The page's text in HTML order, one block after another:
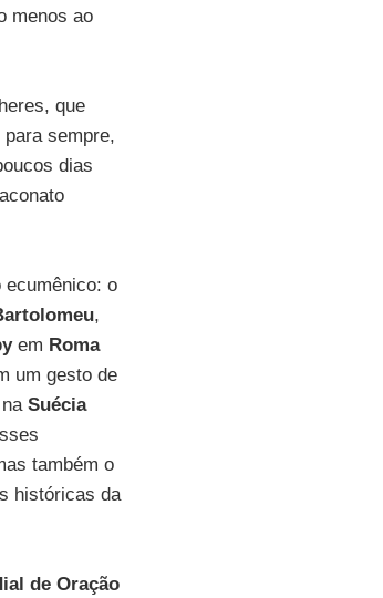
menos ao
que
sempre,
dias
ecumênico: o
,
em Roma
um gesto de
Suécia
também o
históricas da
de Oração